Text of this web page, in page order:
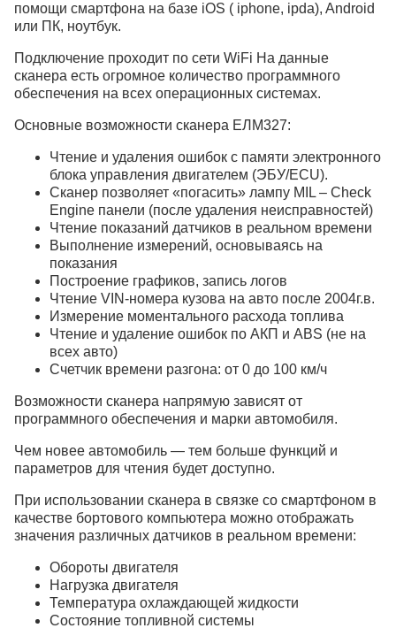
помощи смартфона на базе iOS ( iphone, ipda), Android
или ПК, ноутбук.
Подключение проходит по сети WiFi На данные
сканера есть огромное количество программного
обеспечения на всех операционных системах.
Основные возможности сканера ЕЛМ327:
Чтение и удаления ошибок с памяти электронного
блока управления двигателем (ЭБУ/ECU).
Сканер позволяет «погасить» лампу MIL – Check
Engine панели (после удаления неисправностей)
Чтение показаний датчиков в реальном времени
Выполнение измерений, основываясь на
показания
Построение графиков, запись логов
Чтение VIN-номера кузова на авто после 2004г.в.
Измерение моментального расхода топлива
Чтение и удаление ошибок по АКП и ABS (не на
всех авто)
Счетчик времени разгона: от 0 до 100 км/ч
Возможности сканера напрямую зависят от
программного обеспечения и марки автомобиля.
Чем новее автомобиль — тем больше функций и
параметров для чтения будет доступно.
При использовании сканера в связке со смартфоном в
качестве бортового компьютера можно отображать
значения различных датчиков в реальном времени:
Обороты двигателя
Нагрузка двигателя
Температура охлаждающей жидкости
Состояние топливной системы